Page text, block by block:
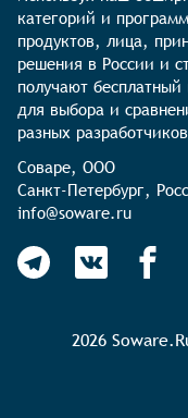
категорий и
продуктов, лица,
решения в России и
получают бесплатный
для выбора и
разных разработчиков
Соваре, ООО
Санкт-Петербург,
info@soware.ru
2026